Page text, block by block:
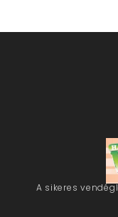
A sikeres